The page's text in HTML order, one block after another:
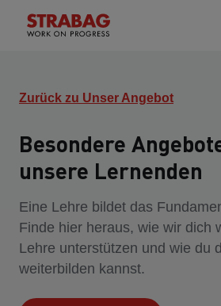
Zurück zu Unser Angebot
Besondere
unsere Lernenden
Eine Lehre bildet das
Finde hier heraus, wie wir dich
Lehre unterstützen und wie du
weiterbilden kannst.